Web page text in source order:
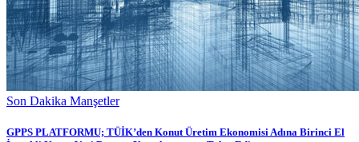
Son Dakika Manşetler
GPPS PLATFORMU; TÜİK’den Konut Üretim Ekonomisi Adına Birinci El